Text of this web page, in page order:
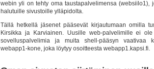
webin yli on tehty oma taustapalvelimensa (websiilo1),
halutuille sivustoille ylläpidolta.
Tällä hetkellä jäsenet pääsevät kirjautumaan omilla
Kirsikka ja Karviainen. Uusille web-palvelimille ei
sovelluspalvelimia ja muita shell-pääsyn vaativaa
webapp1-kone, joka löytyy osoitteesta webapp1.kapsi.fi.